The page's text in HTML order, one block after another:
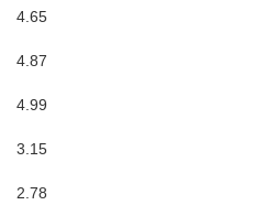
4.65
4.87
4.99
3.15
2.78